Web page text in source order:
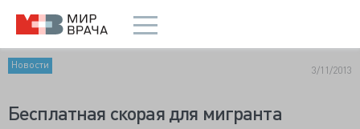
Новости 3/11/2013
Бесплатная скорая для мигранта